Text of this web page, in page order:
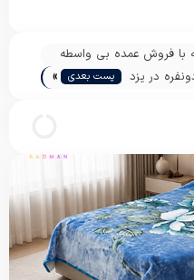
با فروش عمده بی واسطه
در یزد
پست بعدی »